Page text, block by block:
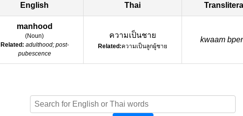
English Thai
manhood
(Noun)
Related: adulthood; post-
pubescence
ความเป็นชาย
Related:ความเป็นลูกผู้ชาย
kwaam